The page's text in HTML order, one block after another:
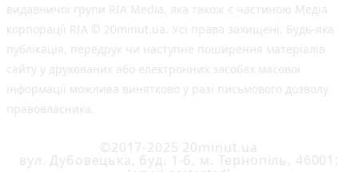
видавничої групи RIA Media, яка також є частиною Медіа
корпорації RIA © 20minut.ua. Усі права захищені. Будь-яка
публiкацiя, передрук чи наступне поширення матеріалів
сайту у друкованих або електронних засобах масової
інформації можлива винятково у разі письмового дозволу
правовласника.
©2017-2025 20minut.ua
вул. Дубовецька, буд. 1-б, м. Тернопіль, 46001;